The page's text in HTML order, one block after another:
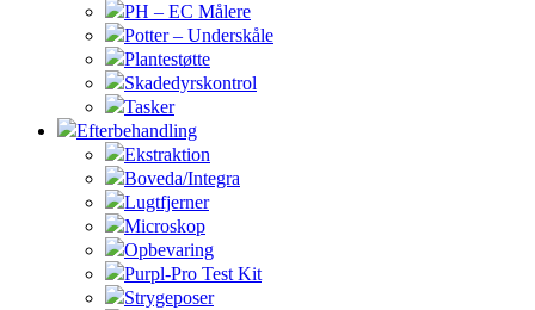
PH – EC Målere
Potter – Underskåle
Plantestøtte
Skadedyrskontrol
Tasker
Efterbehandling
Ekstraktion
Boveda/Integra
Lugtfjerner
Microskop
Opbevaring
Purpl-Pro Test Kit
Strygeposer